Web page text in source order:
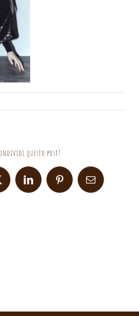
questo post!
LinkedInPinterestEmail